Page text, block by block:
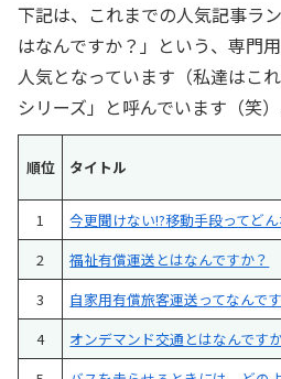
下記は、これまでの人気記事ラ
はなんですか？」という、専門
人気となっています（私達はこ
シリーズ」と呼んでいます（笑）
順位 タイトル
1
今更聞けない!?移動手段ってど
2
福祉有償運送とはなんですか？
3
自家用有償旅客運送ってなんで
4
オンデマンド交通とはなんです